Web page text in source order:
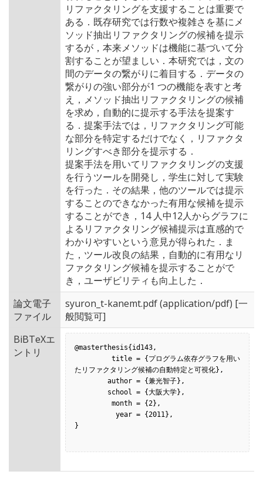
リファクタリングを支援することは重要で
ある．既存研究では行数や複雑さを基にメ
ソッド抽出リファクタリングの候補を提示
するが，本来メソッドは機能に基づいて分
割することが望ましい．本研究では，文の
間のデータの繋がりに着目する．データの
繋がりの強い部分が1 つの機能を表すと考
え，メソッド抽出リファクタリングの候補
を求め，自動的に提示する手法を提案す
る．提案手法では，リファクタリング可能
な部分を特定するだけでなく，リファクタ
リングすべき部分を提示する．
提案手法を用いてリファクタリングの支援
を行うツールを開発し，学生に対して実験
を行った．その結果，他のツールでは提示
することのできなかった有用な候補を提示
することができ，14 人中12人からグラフに
よるリファクタリング候補提示は直感的で
わかりやすいという意見が得られた．ま
た，ツール改良の結果，自動的に有用なリ
ファクタリング候補を提示することがで
き，ユーザビリティも向上した．
論文電子
ファイル
syuron_t-kanemt.pdf(application/pdf) [一
般閲覧可]
BiBTeXエ
ントリ
@masterthesis{id143,
たリファクタリング候補の自動特定と可視化},
}